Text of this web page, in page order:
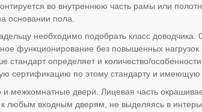
во внутреннюю часть рамы или
основании пола.
необходимо подобрать класс
функционирование без повышенных
определяет и количество/
сертификацию по этому стандарту и имеющую
межкомнатные двери. Лицевая часть
любым входным дверям, не выделяясь в